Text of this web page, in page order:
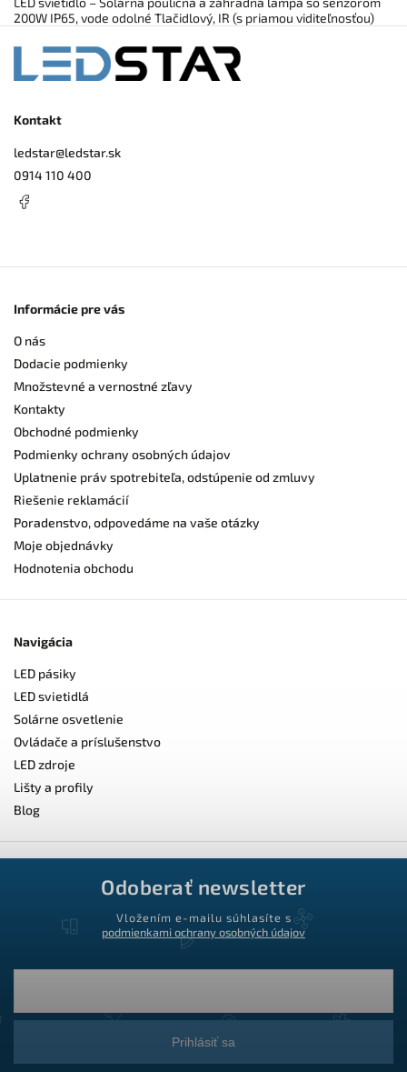
200W IP65, vode odolné Tlačidlový, IR (s priamou viditeľnosťou)
Kontakt
ledstar@ledstar.sk
0914 110 400
Informácie pre vás
O nás
Dodacie podmienky
Množstevné a vernostné zľavy
Kontakty
Obchodné podmienky
Podmienky ochrany osobných údajov
Uplatnenie práv spotrebiteľa, odstúpenie od zmluvy
Riešenie reklamácií
Poradenstvo, odpovedáme na vaše otázky
Moje objednávky
Hodnotenia obchodu
Navigácia
LED pásiky
LED svietidlá
Solárne osvetlenie
Ovládače a príslušenstvo
LED zdroje
Lišty a profily
Blog
Odoberať newsletter
Vložením e-mailu súhlasíte s
podmienkami ochrany osobných údajov
Prihlásiť sa